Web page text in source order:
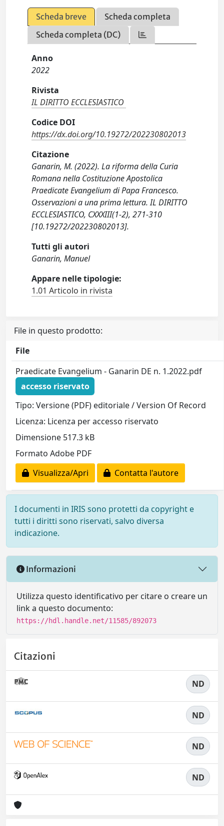
Scheda breve
Scheda completa
Scheda completa (DC)
Anno
2022
Rivista
IL DIRITTO ECCLESIASTICO
Codice DOI
https://dx.doi.org/10.19272/202230802013
Citazione
Ganarin, M. (2022). La riforma della Curia
Romana nella Costituzione Apostolica
Praedicate Evangelium di Papa Francesco.
Osservazioni a una prima lettura. IL DIRITTO
ECCLESIASTICO, CXXXIII(1-2), 271-310
[10.19272/202230802013].
Tutti gli autori
Ganarin, Manuel
Appare nelle tipologie:
1.01 Articolo in rivista
File in questo prodotto:
File
Praedicate Evangelium - Ganarin DE n. 1.2022.pdf
accesso riservato
Tipo: Versione (PDF) editoriale / Version Of Record
Licenza: Licenza per accesso riservato
Dimensione 517.3 kB
Formato Adobe PDF
Visualizza/Apri
Contatta l'autore
I documenti in IRIS sono protetti da copyright e
tutti i diritti sono riservati, salvo diversa
indicazione.
Informazioni
Utilizza questo identificativo per citare o creare un
link a questo documento:
https://hdl.handle.net/11585/892073
Citazioni
ND
ND
ND
ND